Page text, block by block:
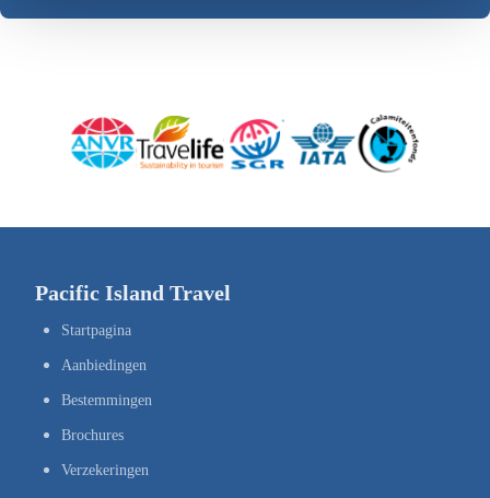
Pacific Island Travel
Startpagina
Aanbiedingen
Bestemmingen
Brochures
Verzekeringen